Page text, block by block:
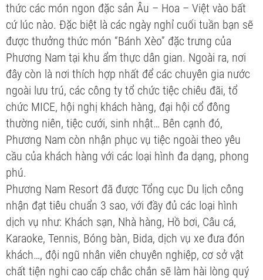
thức các món ngon đặc sản Âu – Hoa – Việt vào bất
cứ lúc nào. Đặc biệt là các ngày nghỉ cuối tuần bạn sẽ
được thưởng thức món “Bánh Xèo” đặc trưng của
Phương Nam tại khu ẩm thực dân gian. Ngoài ra, nơi
đây còn là nơi thích hợp nhất để các chuyên gia nước
ngoài lưu trú, các công ty tổ chức tiệc chiêu đãi, tổ
chức MICE, hội nghị khách hàng, đại hội cổ đông
thường niên, tiệc cưới, sinh nhật… Bên cạnh đó,
Phương Nam còn nhận phục vụ tiệc ngoài theo yêu
cầu của khách hàng với các loại hình đa dạng, phong
phú.
Phương Nam Resort đã được Tổng cục Du lịch công
nhận đạt tiêu chuẩn 3 sao, với đầy đủ các loại hình
dịch vụ như: Khách sạn, Nhà hàng, Hồ bơi, Câu cá,
Karaoke, Tennis, Bóng bàn, Bida, dịch vụ xe đưa đón
khách…, đội ngũ nhân viên chuyên nghiệp, cơ sở vật
chất tiện nghi cao cấp chắc chắn sẽ làm hài lòng quý